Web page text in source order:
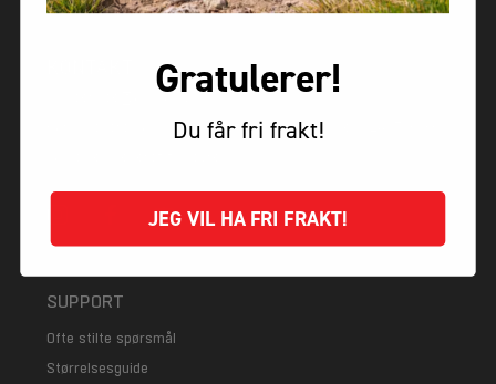
service@alpina.no
Har du spørsmål? Vår chatbot er alltid tilgjengelig 24/7. Klikk
SUPPORT
Ofte stilte spørsmål
Størrelsesguide
Gratulerer!
Du får fri frakt!
JEG VIL HA FRI FRAKT!